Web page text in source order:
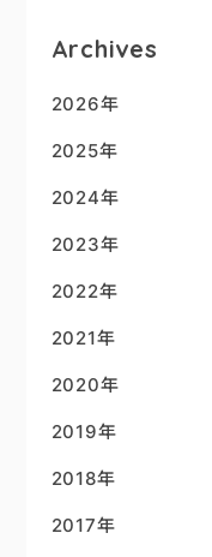
Archives
2026年
2025年
2024年
2023年
2022年
2021年
2020年
2019年
2018年
2017年